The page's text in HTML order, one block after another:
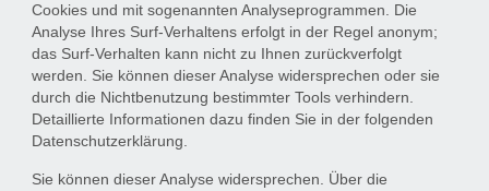
Cookies und mit sogenannten Analyseprogrammen. Die
Analyse Ihres Surf-Verhaltens erfolgt in der Regel anonym;
das Surf-Verhalten kann nicht zu Ihnen zurückverfolgt
werden. Sie können dieser Analyse widersprechen oder sie
durch die Nichtbenutzung bestimmter Tools verhindern.
Detaillierte Informationen dazu finden Sie in der folgenden
Datenschutzerklärung.
Sie können dieser Analyse widersprechen. Über die